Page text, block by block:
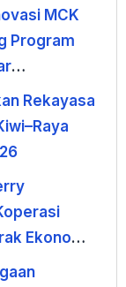
MCK
Program
Rekayasa
Ekonomi